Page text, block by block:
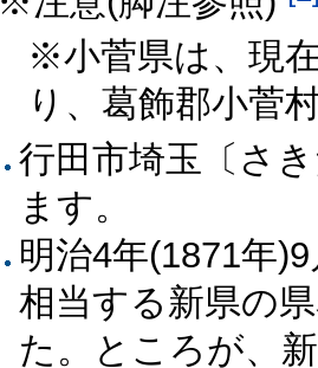
※小菅県は、現
り、葛飾郡小菅
行田市埼玉〔さ
ます。
明治4年(1871年
相当する新県の
た。ところが、